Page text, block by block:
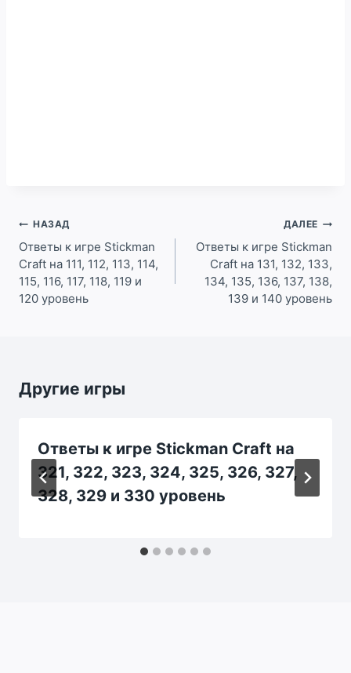
Навигация
по
записям
НАЗАД
Ответы к игре Stickman
Craft на 111, 112, 113, 114,
115, 116, 117, 118, 119 и
120 уровень
ДАЛЕЕ
Ответы к игре Stickman
Craft на 131, 132, 133,
134, 135, 136, 137, 138,
139 и 140 уровень
Другие игры
Ответы к игре Stickman Craft на
321, 322, 323, 324, 325, 326, 327,
328, 329 и 330 уровень